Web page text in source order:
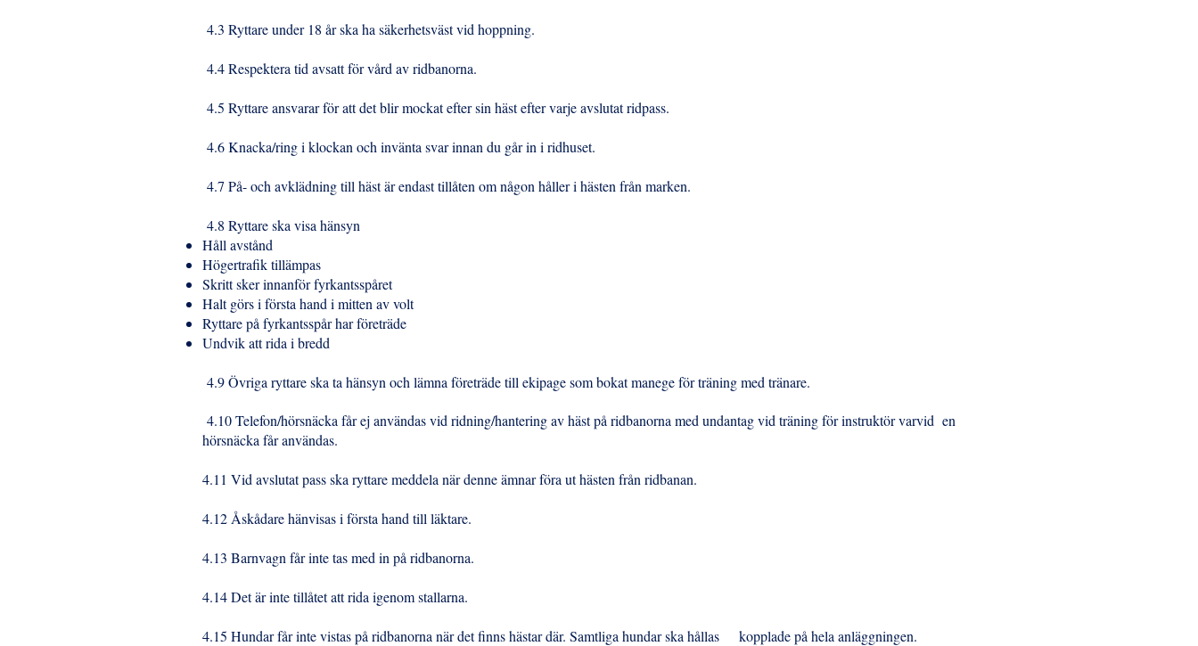
4.3 Ryttare under 18 år ska ha säkerhetsväst vid hoppning.
4.4 Respektera tid avsatt för vård av ridbanorna.
4.5 Ryttare ansvarar för att det blir mockat efter sin häst efter varje avslutat ridpass.
4.6 Knacka/ring i klockan och invänta svar innan du går in i ridhuset.
4.7 På- och avklädning till häst är endast tillåten om någon håller i hästen från marken.
4.8 Ryttare ska visa hänsyn
Håll avstånd
Högertrafik tillämpas
Skritt sker innanför fyrkantsspåret
Halt görs i första hand i mitten av volt
Ryttare på fyrkantsspår har företräde
Undvik att rida i bredd
4.9 Övriga ryttare ska ta hänsyn och lämna företräde till ekipage som bokat manege för träning med tränare.
4.10 Telefon/hörsnäcka får ej användas vid ridning/hantering av häst på ridbanorna med undantag vid träning för instruktör varvid en
hörsnäcka får användas.
4.11 Vid avslutat pass ska ryttare meddela när denne ämnar föra ut hästen från ridbanan.
4.12 Åskådare hänvisas i första hand till läktare.
4.13 Barnvagn får inte tas med in på ridbanorna.
4.14 Det är inte tillåtet att rida igenom stallarna.
4.15 Hundar får inte vistas på ridbanorna när det finns hästar där. Samtliga hundar ska hållas kopplade på hela anläggningen.